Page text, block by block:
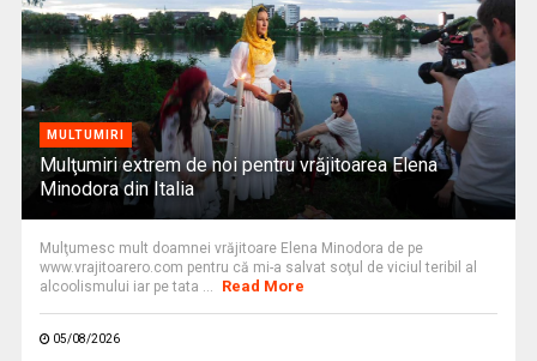
MULTUMIRI
Mulţumiri extrem de noi pentru vrăjitoarea Elena
Minodora din Italia
Mulţumesc mult doamnei vrăjitoare Elena Minodora de pe
www.vrajitoarero.com pentru că mi-a salvat soţul de viciul teribil al
alcoolismului iar pe tata ...
Read More
05/08/2026